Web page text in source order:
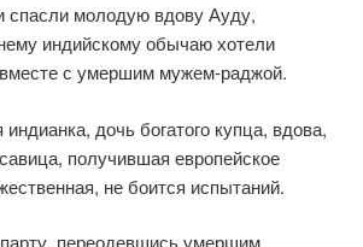
спасли молодую вдову Ауду,
индийскому обычаю хотели
с умершим мужем-раджой.
дочь богатого купца, вдова,
получившая европейское
не боится испытаний.
переодевшись умершим